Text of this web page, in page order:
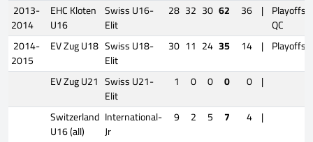
2013-
2014
EHC Kloten
U16
Swiss U16-
Elit
28 32 30 62 36 | Playoffs
QC
2014-
2015
EV Zug U18 Swiss U18-
Elit
30 11 24 35 14 | Playoffs
EV Zug U21 Swiss U21-
Elit
1 0 0 0 0 |
Switzerland
U16 (all)
International-
Jr
9 2 5 7 4 |